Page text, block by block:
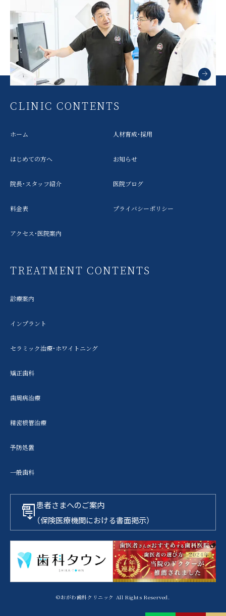
CLINIC CONTENTS
ホーム
はじめての方へ
院長・スタッフ紹介
料金表
アクセス・医院案内
人材育成・採用
お知らせ
医院ブログ
プライバシーポリシー
TREATMENT CONTENTS
診療案内
インプラント
セラミック治療・ホワイトニング
矯正歯科
歯周病治療
精密根管治療
予防処置
一般歯科
患者さまへのご案内
（保険医療機関における書面掲示）
©おがわ歯科クリニック All Rights Reserved.